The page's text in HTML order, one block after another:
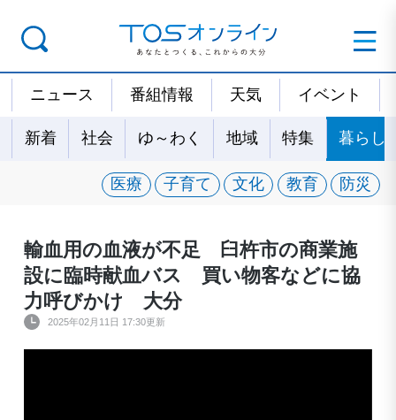
ニュース 番組情報 天気 イベント
新着 社会 ゆ～わく 地域 特集 暮らし
医療 子育て 文化 教育 防災
輸血用の血液が不足 臼杵市の商業施
設に臨時献血バス 買い物客などに協
力呼びかけ 大分
2025年02月11日 17:30更新